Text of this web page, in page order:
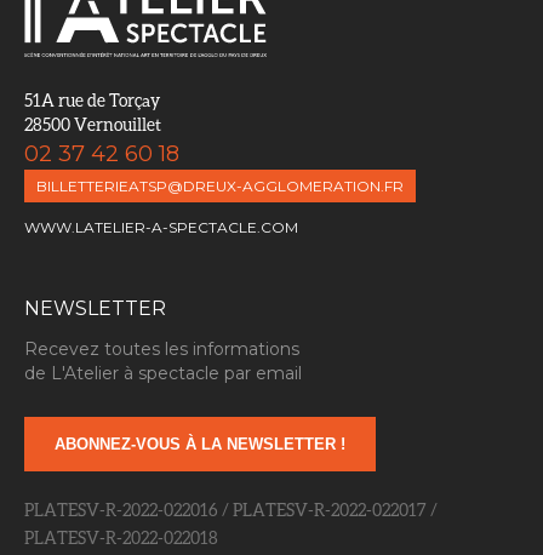
51A rue de Torçay
28500 Vernouillet
02 37 42 60 18
BILLETTERIEATSP@DREUX-AGGLOMERATION.FR
WWW.LATELIER-A-SPECTACLE.COM
NEWSLETTER
Recevez toutes les informations
de L'Atelier à spectacle par email
ABONNEZ-VOUS À LA NEWSLETTER !
PLATESV-R-2022-022016 / PLATESV-R-2022-022017 /
PLATESV-R-2022-022018